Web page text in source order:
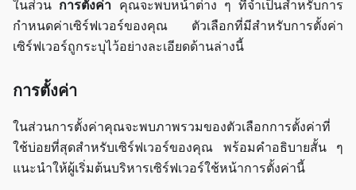
ในส่วน การตั้งค่า คุณจะพบหน้าต่าง ๆ ที่จำเป็นสำหรับการ
กำหนดค่าเซิร์ฟเวอร์ของคุณ ตัวเลือกที่มีสำหรับการตั้งค่า
เซิร์ฟเวอร์ถูกระบุไว้อย่างละเอียดด้านล่างนี้
การตั้งค่า
ในส่วนการตั้งค่าคุณจะพบภาพรวมของตัวเลือกการตั้งค่าที่
ใช้บ่อยที่สุดสำหรับเซิร์ฟเวอร์ของคุณ พร้อมคำอธิบายสั้น ๆ
แนะนำให้ผู้เริ่มต้นบริหารเซิร์ฟเวอร์ใช้หน้าการตั้งค่านี้